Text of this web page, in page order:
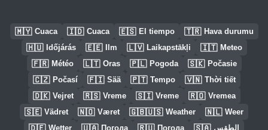
🇲🇾 Cuaca 🇮🇩 Cuaca 🇪🇸 El tiempo 🇹🇷 Hava durumu
🇭🇺 Időjárás 🇪🇪 Ilm 🇱🇻 Laikapstākļi 🇮🇹 Meteo
🇫🇷 Météo 🇱🇹 Oras 🇵🇱 Pogoda 🇸🇰 Počasie
🇨🇿 Počasí 🇫🇮 Sää 🇵🇹 Tempo 🇻🇳 Thời tiết
🇩🇰 Vejret 🇷🇸 Vreme 🇸🇮 Vreme 🇷🇴 Vremea
🇸🇪 Vädret 🇳🇴 Været 🇬🇧🇺🇸 Weather 🇳🇱 Weer
🇩🇪 Wetter 🇺🇦 Погода 🇷🇺 Погода 🇸🇦 الطقس